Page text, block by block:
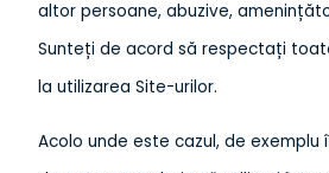
altor persoane, abuzive,
Sunteți de acord să respectați
la utilizarea Site-urilor.
Acolo unde este cazul, de exemplu